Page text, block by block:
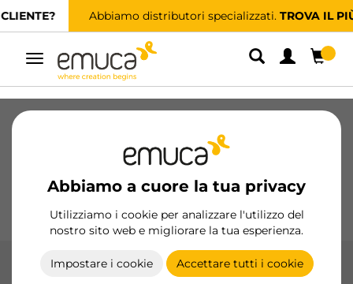
Abbiamo distributori specializzati.TROVA IL PIÙ VICINO
Navigazione
Abbiamo a cuore la tua privacy
Utilizziamo i cookie per analizzare l'utilizzo del
nostro sito web e migliorare la tua esperienza.
Impostare i cookie Accettare tutti i cookie
Cerniere
Scorrevoli Cucina
Zoccoli e accessori